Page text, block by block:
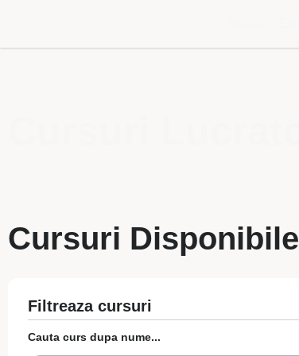
Cursuri Disponibile
Filtreaza cursuri
Cauta curs dupa nume...